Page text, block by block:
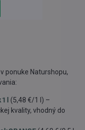
ponuke Naturshopu,
l
(5,48 €/1 l) –
kvality, vhodný do